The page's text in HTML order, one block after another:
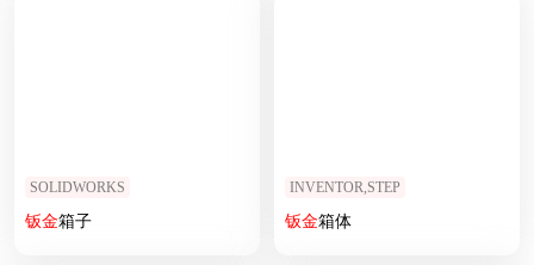
SOLIDWORKS
钣金箱子
INVENTOR,STEP
钣金箱体